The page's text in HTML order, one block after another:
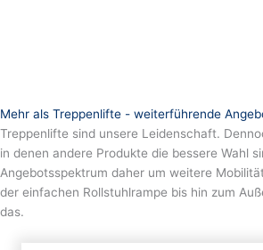
Mehr als Treppenlifte - weiterführende
Treppenlifte sind unsere Leidenschaft.
in denen andere Produkte die bessere Wahl
Angebotsspektrum daher um weitere
der einfachen Rollstuhlrampe bis hin zum
das.